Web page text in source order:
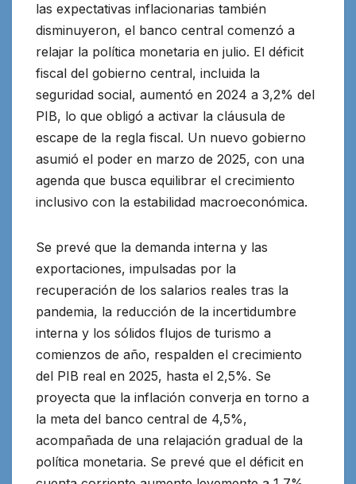
las expectativas inflacionarias también
disminuyeron, el banco central comenzó a
relajar la política monetaria en julio. El déficit
fiscal del gobierno central, incluida la
seguridad social, aumentó en 2024 a 3,2% del
PIB, lo que obligó a activar la cláusula de
escape de la regla fiscal. Un nuevo gobierno
asumió el poder en marzo de 2025, con una
agenda que busca equilibrar el crecimiento
inclusivo con la estabilidad macroeconómica.
Se prevé que la demanda interna y las
exportaciones, impulsadas por la
recuperación de los salarios reales tras la
pandemia, la reducción de la incertidumbre
interna y los sólidos flujos de turismo a
comienzos de año, respalden el crecimiento
del PIB real en 2025, hasta el 2,5%. Se
proyecta que la inflación converja en torno a
la meta del banco central de 4,5%,
acompañada de una relajación gradual de la
política monetaria. Se prevé que el déficit en